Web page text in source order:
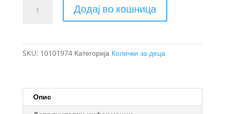
Urban
Додај во кошница
SKU: 10101974 Категорија Колички за деца
Опис